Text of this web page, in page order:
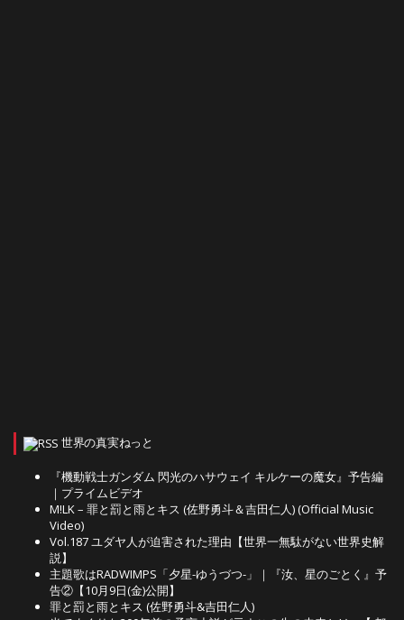
世界の真実ねっと
『機動戦士ガンダム 閃光のハサウェイ キルケーの魔女』予告編
｜プライムビデオ
M!LK – 罪と罰と雨とキス (佐野勇斗＆吉田仁人) (Official Music
Video)
Vol.187 ユダヤ人が迫害された理由【世界一無駄がない世界史解
説】
主題歌はRADWIMPS「夕星-ゆうづつ-」｜『汝、星のごとく』予
告②【10月9日(金)公開】
罪と罰と雨とキス (佐野勇斗&吉田仁人)